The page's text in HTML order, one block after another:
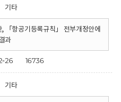
기타
, 「항공기등록규칙」 전부개정안에
과
26 16736
기타